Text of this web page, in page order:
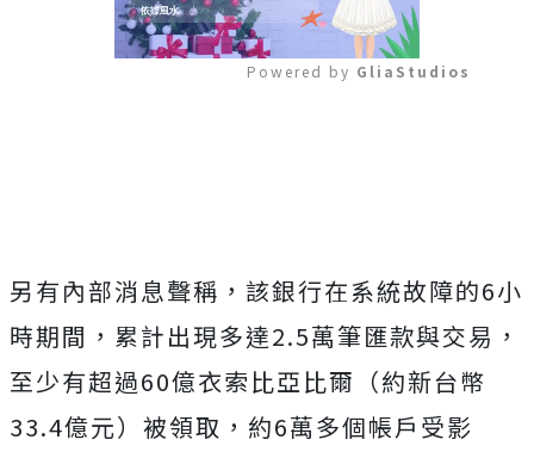
Powered by GliaStudios
另有內部消息聲稱，該銀行在系統故障的6小
時期間，累計出現多達2.5萬筆匯款與交易，
至少有超過60億衣索比亞比爾（約新台幣
33.4億元）被領取，約6萬多個帳戶受影